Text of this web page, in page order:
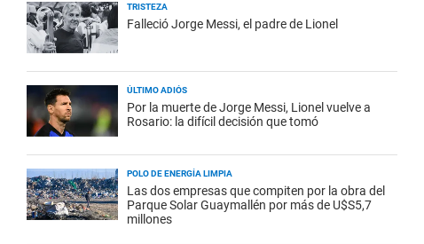
TRISTEZA
Falleció Jorge Messi, el padre de Lionel
ÚLTIMO ADIÓS
Por la muerte de Jorge Messi, Lionel vuelve a
Rosario: la difícil decisión que tomó
POLO DE ENERGÍA LIMPIA
Las dos empresas que compiten por la obra del
Parque Solar Guaymallén por más de U$S5,7
millones